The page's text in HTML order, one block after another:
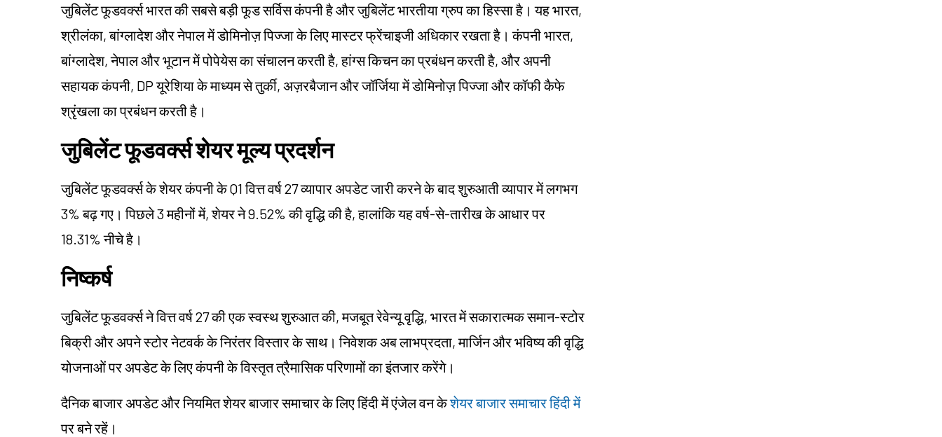
जुबिलेंट फूडवर्क्स भारत की सबसे बड़ी फूड सर्विस कंपनी है और जुबिलेंट भारतीया ग्रुप का हिस्सा है। यह भारत,
श्रीलंका, बांग्लादेश और नेपाल में डोमिनोज़ पिज्जा के लिए मास्टर फ्रेंचाइजी अधिकार रखता है। कंपनी भारत,
बांग्लादेश, नेपाल और भूटान में पोपेयेस का संचालन करती है, हांग्स किचन का प्रबंधन करती है, और अपनी
सहायक कंपनी, DP यूरेशिया के माध्यम से तुर्की, अज़रबैजान और जॉर्जिया में डोमिनोज़ पिज्जा और कॉफी कैफे
श्रृंखला का प्रबंधन करती है।
जुबिलेंट फूडवर्क्स शेयर मूल्य प्रदर्शन
जुबिलेंट फूडवर्क्स के शेयर कंपनी के Q1 वित्त वर्ष 27 व्यापार अपडेट जारी करने के बाद शुरुआती व्यापार में लगभग
3% बढ़ गए। पिछले 3 महीनों में, शेयर ने 9.52% की वृद्धि की है, हालांकि यह वर्ष-से-तारीख के आधार पर
18.31% नीचे है।
निष्कर्ष
जुबिलेंट फूडवर्क्स ने वित्त वर्ष 27 की एक स्वस्थ शुरुआत की, मजबूत रेवेन्यू वृद्धि, भारत में सकारात्मक समान-स्टोर
बिक्री और अपने स्टोर नेटवर्क के निरंतर विस्तार के साथ। निवेशक अब लाभप्रदता, मार्जिन और भविष्य की वृद्धि
योजनाओं पर अपडेट के लिए कंपनी के विस्तृत त्रैमासिक परिणामों का इंतजार करेंगे।
दैनिक बाजार अपडेट और नियमित शेयर बाजार समाचार के लिए हिंदी में एंजेल वन केशेयर बाजार समाचार हिंदी में
पर बने रहें।